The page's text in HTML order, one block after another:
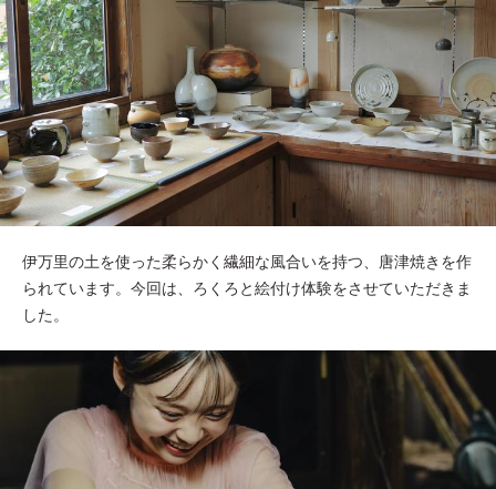
伊万里の土を使った柔らかく繊細な風合いを持つ、唐津焼きを作
られています。今回は、ろくろと絵付け体験をさせていただきま
した。